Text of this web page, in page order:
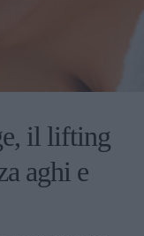
il lifting
aghi e